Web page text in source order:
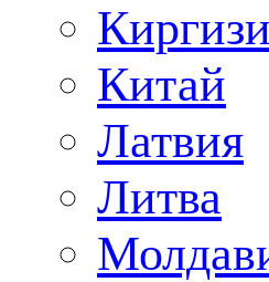
Китай
Латвия
Литва